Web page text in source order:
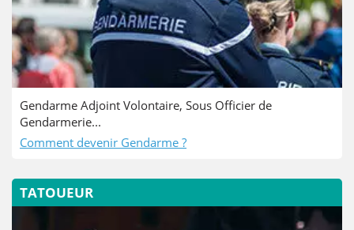
Gendarme Adjoint Volontaire, Sous Officier de
Gendarmerie...
Comment devenir Gendarme ?
TATOUEUR